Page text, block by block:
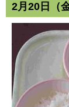
2月20日（金